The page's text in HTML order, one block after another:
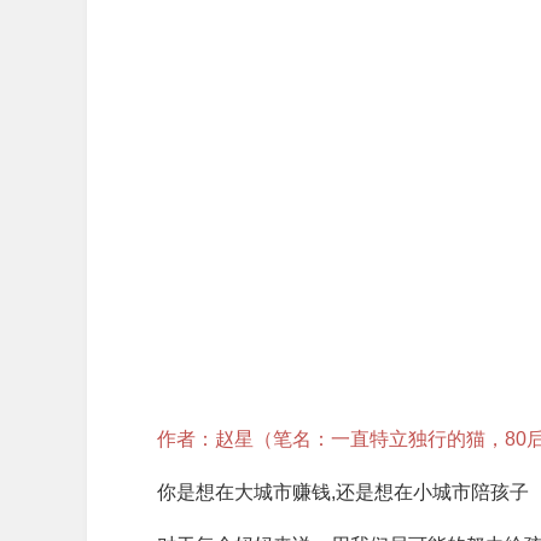
作者：赵星（笔名：一直特立独行的猫，80
你是想在大城市赚钱,还是想在小城市陪孩子